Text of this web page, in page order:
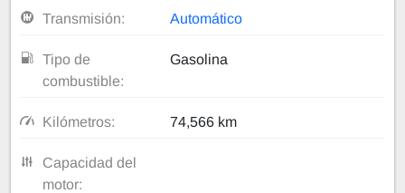
Transmisión: Automático
Tipo de
combustible:
Gasolina
Kilómetros: 74,566 km
Capacidad del
motor: